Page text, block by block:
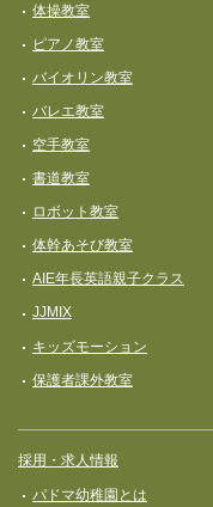
体操教室
ピアノ教室
バイオリン教室
バレエ教室
空手教室
書道教室
ロボット教室
体幹あそび教室
AIE年長英語親子クラス
JJMIX
キッズモーション
保護者課外教室
採用・求人情報
パドマ幼稚園とは